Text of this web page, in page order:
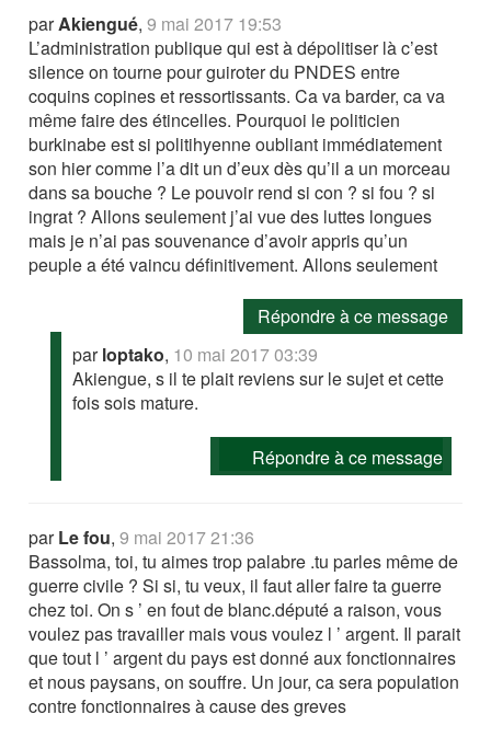
parAkiengué,9 mai 2017 19:53
L’administration publique qui est à dépolitiser là c’est
silence on tourne pour guiroter du PNDES entre
coquins copines et ressortissants. Ca va barder, ca va
même faire des étincelles. Pourquoi le politicien
burkinabe est si politihyenne oubliant immédiatement
son hier comme l’a dit un d’eux dès qu’il a un morceau
dans sa bouche ? Le pouvoir rend si con ? si fou ? si
ingrat ? Allons seulement j’ai vue des luttes longues
mais je n’ai pas souvenance d’avoir appris qu’un
peuple a été vaincu définitivement. Allons seulement
Répondre à ce message
parloptako, 10 mai 2017 03:39
Akiengue, s il te plait reviens sur le sujet et cette
fois sois mature.
Répondre à ce message
parLe fou,9 mai 2017 21:36
Bassolma, toi, tu aimes trop palabre .tu parles même de
guerre civile ? Si si, tu veux, il faut aller faire ta guerre
chez toi. On s ’ en fout de blanc.député a raison, vous
voulez pas travailler mais vous voulez l ’ argent. Il parait
que tout l ’ argent du pays est donné aux fonctionnaires
et nous paysans, on souffre. Un jour, ca sera population
contre fonctionnaires à cause des greves